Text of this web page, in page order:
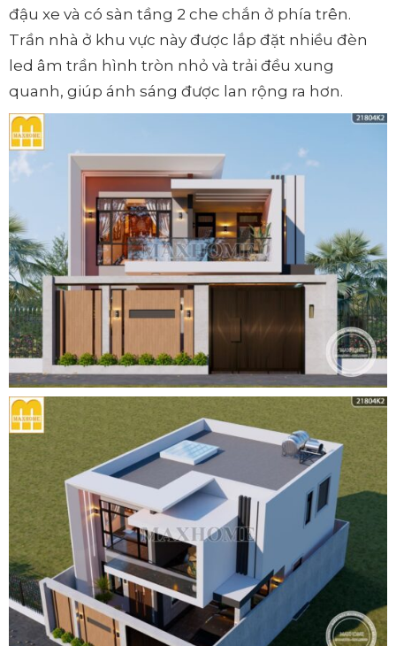
đậu xe và có sàn tầng 2 che chắn ở phía trên.
Trần nhà ở khu vực này được lắp đặt nhiều đèn
led âm trần hình tròn nhỏ và trải đều xung
quanh, giúp ánh sáng được lan rộng ra hơn.